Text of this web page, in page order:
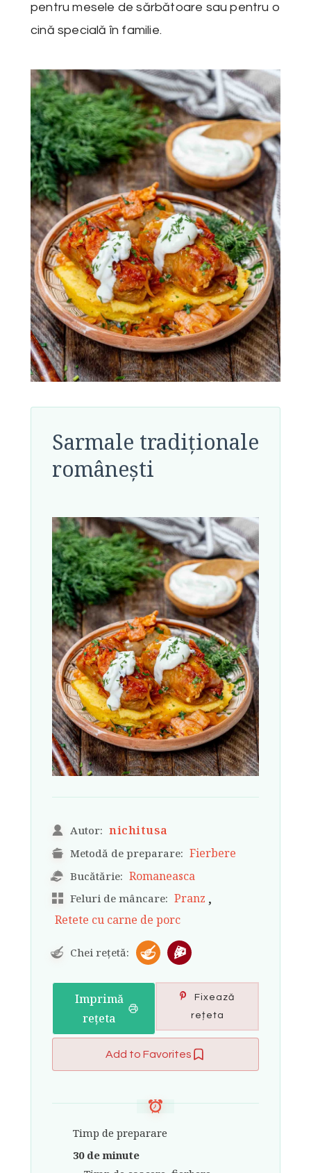
pentru mesele de sărbătoare sau pentru o
cină specială în familie.
Sarmale tradiționale
românești
Autor: nichitusa
Metodă de preparare: Fierbere
Bucătărie: Romaneasca
Feluri de mâncare: Pranz ,
Retete cu carne de porc
Chei rețetă:
Imprimă
rețeta
Fixează
rețeta
Add to Favorites
Timp de preparare
30 de minute